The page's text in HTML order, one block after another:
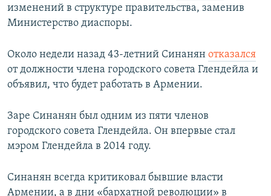
изменений в структуре правительства, заменив
Министерство диаспоры.
Около недели назад 43-летний Синанян отказался
от должности члена городского совета Глендейла и
объявил, что будет работать в Армении.
Заре Синанян был одним из пяти членов
городского совета Глендейла. Он впервые стал
мэром Глендейла в 2014 году.
Синанян всегда критиковал бывшие власти
Армении, а в дни «бархатной революции» в